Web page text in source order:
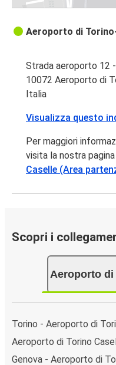
Aeroporto di
Strada aeroporto 12
10072 Aeroporto di
Italia
Visualizza questo
Per maggiori
visita la nostra pagina
Caselle (Area
Scopri i
Aeroporto di
Torino - Aeroporto di
Aeroporto di Torino
Genova - Aeroporto di